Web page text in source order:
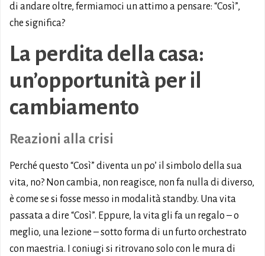
di andare oltre, fermiamoci un attimo a pensare: “Così”,
che significa?
La perdita della casa:
un’opportunità per il
cambiamento
Reazioni alla crisi
Perché questo “Così” diventa un po’ il simbolo della sua
vita, no? Non cambia, non reagisce, non fa nulla di diverso,
è come se si fosse messo in modalità standby. Una vita
passata a dire “Così”. Eppure, la vita gli fa un regalo – o
meglio, una lezione – sotto forma di un furto orchestrato
con maestria. I coniugi si ritrovano solo con le mura di